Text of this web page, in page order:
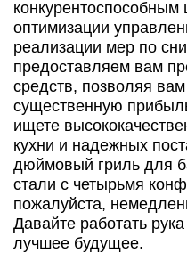
оптимизации
реализации мер по
предоставляем вам
средств, позволяя
существенную
ищете
кухни и надежных
дюймовый гриль для
стали с четырьмя
пожалуйста,
Давайте работать
лучшее будущее.